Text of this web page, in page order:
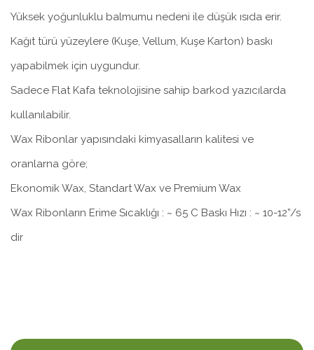
Yüksek yoğunluklu balmumu nedeni ile düşük ısıda erir.
Kağıt türü yüzeylere (Kuşe, Vellum, Kuşe Karton) baskı
yapabilmek için uygundur.
Sadece Flat Kafa teknolojisine sahip barkod yazıcılarda
kullanılabilir.
Wax Ribonlar yapısındaki kimyasalların kalitesi ve
oranlarna göre;
Ekonomik Wax, Standart Wax ve Premium Wax
Wax Ribonların Erime Sıcaklığı : ~ 65 C Baskı Hızı : ~ 10-12”/s
dir